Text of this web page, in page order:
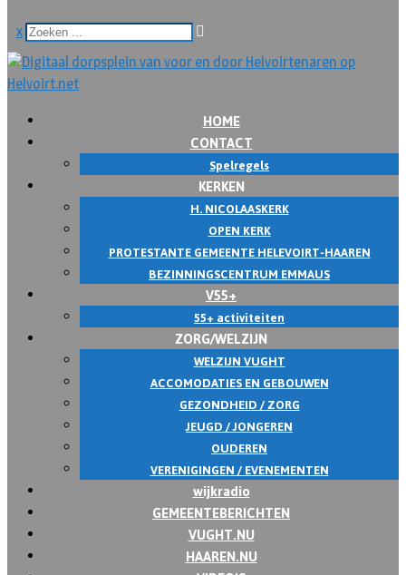
x
HOME
CONTACT
Spelregels
KERKEN
H. NICOLAASKERK
OPEN KERK
PROTESTANTE GEMEENTE HELEVOIRT-HAAREN
BEZINNINGSCENTRUM EMMAUS
V55+
55+ activiteiten
ZORG/WELZIJN
WELZIJN VUGHT
ACCOMODATIES EN GEBOUWEN
GEZONDHEID / ZORG
JEUGD / JONGEREN
OUDEREN
VERENIGINGEN / EVENEMENTEN
wijkradio
GEMEENTEBERICHTEN
VUGHT.NU
HAAREN.NU